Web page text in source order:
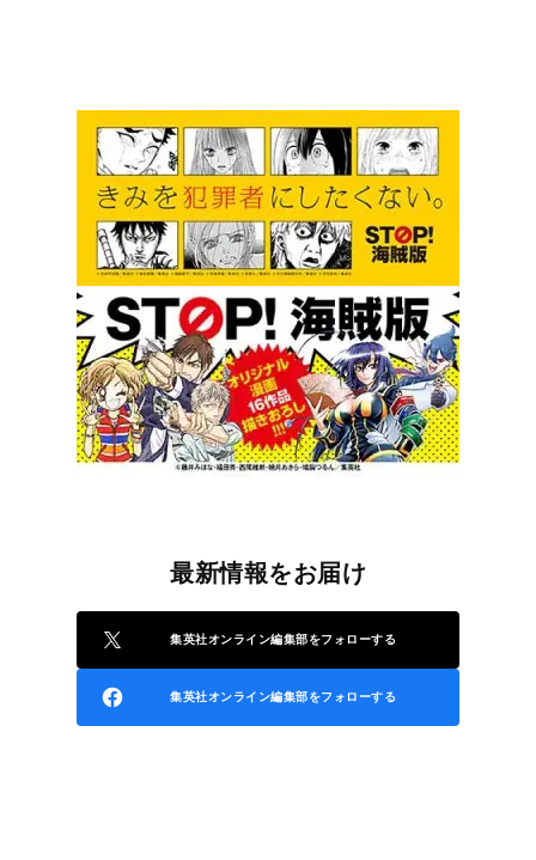
最新情報をお届け
集英社オンライン編集部をフォローする
集英社オンライン編集部をフォローする